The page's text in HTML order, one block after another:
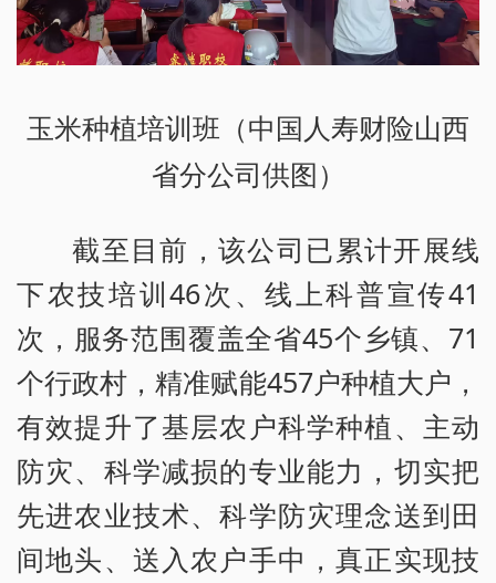
玉米种植培训班（中国人寿财险山西
省分公司供图）
截至目前，该公司已累计开展线
下农技培训46次、线上科普宣传41
次，服务范围覆盖全省45个乡镇、71
个行政村，精准赋能457户种植大户，
有效提升了基层农户科学种植、主动
防灾、科学减损的专业能力，切实把
先进农业技术、科学防灾理念送到田
间地头、送入农户手中，真正实现技